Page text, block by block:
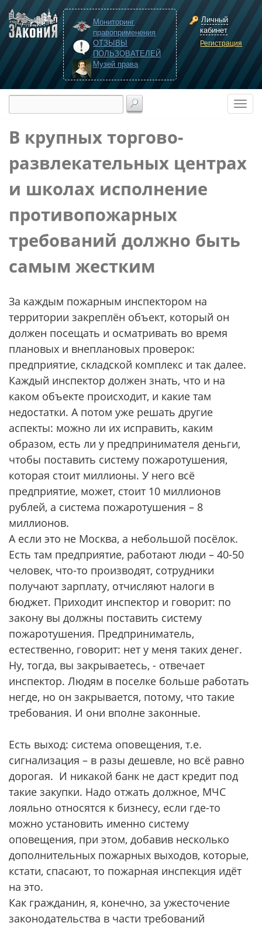
Мониторинг
правоприменения
ОТЗЫВЫ
ПОЛЬЗОВАТЕЛЕЙ
Музей права
Личный
кабинет
Регистрация
В крупных торгово-
развлекательных центрах
и школах исполнение
противопожарных
требований должно быть
самым жестким
За каждым пожарным инспектором на
территории закреплён объект, который он
должен посещать и осматривать во время
плановых и внеплановых проверок:
предприятие, складской комплекс и так далее.
Каждый инспектор должен знать, что и на
каком объекте происходит, и какие там
недостатки. А потом уже решать другие
аспекты: можно ли их исправить, каким
образом, есть ли у предпринимателя деньги,
чтобы поставить систему пожаротушения,
которая стоит миллионы. У него всё
предприятие, может, стоит 10 миллионов
рублей, а система пожаротушения – 8
миллионов.
А если это не Москва, а небольшой посёлок.
Есть там предприятие, работают люди – 40-50
человек, что-то производят, сотрудники
получают зарплату, отчисляют налоги в
бюджет. Приходит инспектор и говорит: по
закону вы должны поставить систему
пожаротушения. Предприниматель,
естественно, говорит: нет у меня таких денег.
Ну, тогда, вы закрываетесь, - отвечает
инспектор. Людям в поселке больше работать
негде, но он закрывается, потому, что такие
требования. И они вполне законные.
Есть выход: система оповещения, т.е.
сигнализация – в разы дешевле, но всё равно
дорогая. И никакой банк не даст кредит под
такие закупки. Надо отжать должное, МЧС
лояльно относятся к бизнесу, если где-то
можно установить именно систему
оповещения, при этом, добавив несколько
дополнительных пожарных выходов, которые,
кстати, спасают, то пожарная инспекция идёт
на это.
Как гражданин, я, конечно, за ужесточение
законодательства в части требований